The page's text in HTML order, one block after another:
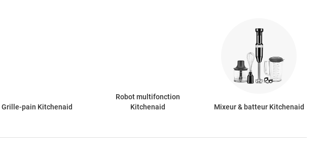
Grille-pain Kitchenaid
Robot multifonction
Kitchenaid
Mixeur & batteur Kitchenaid